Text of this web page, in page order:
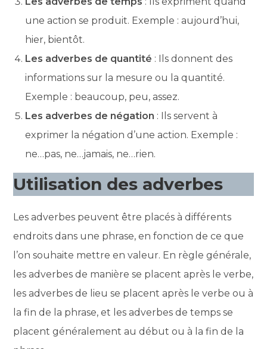
une action se produit. Exemple : aujourd’hui,
hier, bientôt.
Les adverbes de quantité : Ils donnent des
informations sur la mesure ou la quantité.
Exemple : beaucoup, peu, assez.
Les adverbes de négation : Ils servent à
exprimer la négation d’une action. Exemple :
ne…pas, ne…jamais, ne…rien.
Utilisation des adverbes
Les adverbes peuvent être placés à différents
endroits dans une phrase, en fonction de ce que
l’on souhaite mettre en valeur. En règle générale,
les adverbes de manière se placent après le verbe,
les adverbes de lieu se placent après le verbe ou à
la fin de la phrase, et les adverbes de temps se
placent généralement au début ou à la fin de la